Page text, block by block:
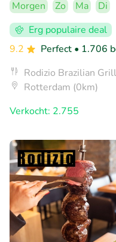
Morgen Zo Ma
Di
Erg populaire deal
9.2
Perfect • 1.706
Rodizio Brazilian Grill
Rotterdam (0km)
Verkocht: 2.755